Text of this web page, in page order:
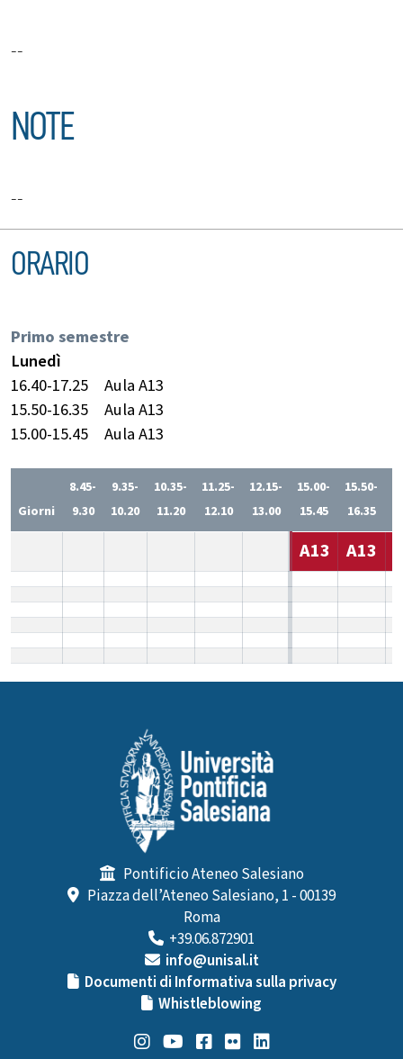
--
NOTE
--
ORARIO
Primo semestre
Lunedì
16.40-17.25
Aula A13
15.50-16.35
Aula A13
15.00-15.45
Aula A13
Giorni
8.45-
9.30
9.35-
10.20
10.35-
11.20
11.25-
12.10
12.15-
13.00
15.00-
15.45
15.50-
16.35
A13 A13
Pontificio Ateneo Salesiano
Piazza dell’Ateneo Salesiano, 1 - 00139
Roma
+39.06.872901
info@unisal.it
Documenti di Informativa sulla privacy
Whistleblowing